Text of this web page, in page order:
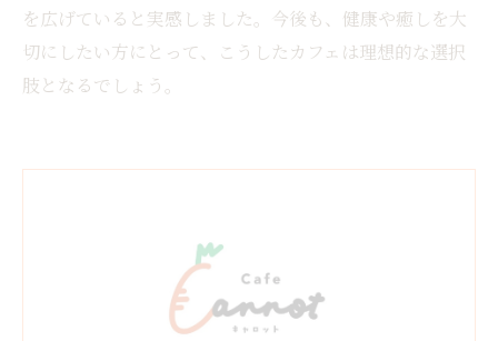
を広げていると実感しました。今後も、健康や癒しを大
切にしたい方にとって、こうしたカフェは理想的な選択
肢となるでしょう。